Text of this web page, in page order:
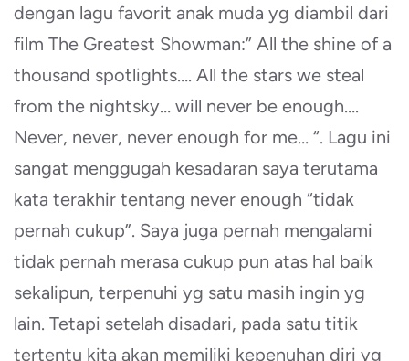
dengan lagu favorit anak muda yg diambil dari
film The Greatest Showman:” All the shine of a
thousand spotlights…. All the stars we steal
from the nightsky… will never be enough….
Never, never, never enough for me… “. Lagu ini
sangat menggugah kesadaran saya terutama
kata terakhir tentang never enough “tidak
pernah cukup”. Saya juga pernah mengalami
tidak pernah merasa cukup pun atas hal baik
sekalipun, terpenuhi yg satu masih ingin yg
lain. Tetapi setelah disadari, pada satu titik
tertentu kita akan memiliki kepenuhan diri yg